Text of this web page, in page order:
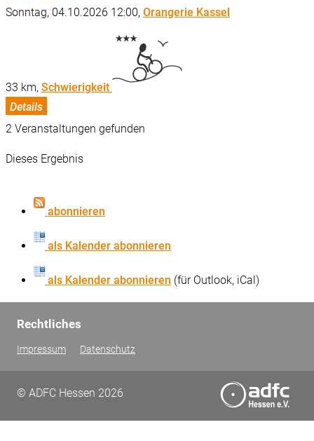
Sonntag, 04.10.2026 12:00, Orangerie Kassel
33 km, Schwierigkeit
Details
2 Veranstaltungen gefunden
Dieses Ergebnis
abonnieren
als Kalender abonnieren
als Kalender abonnieren (für Outlook, iCal)
Rechtliches
Impressum Datenschutz
© ADFC Hessen 2026